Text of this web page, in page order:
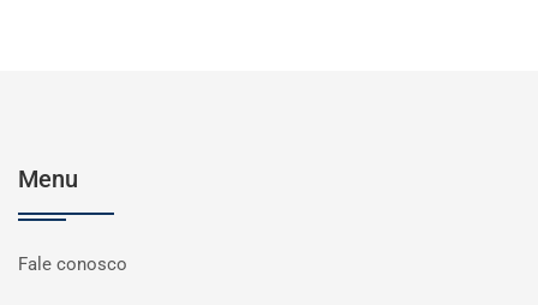
Menu
Fale conosco